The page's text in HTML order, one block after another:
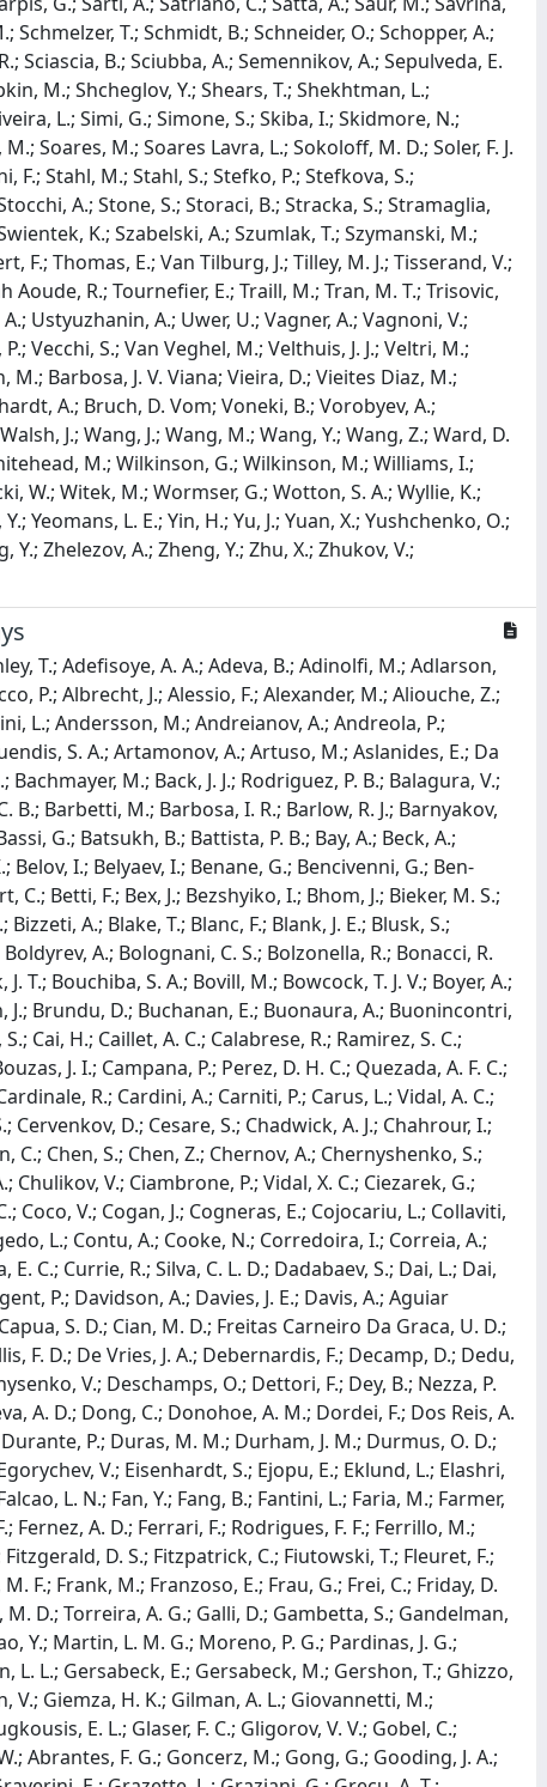
T.; Hadjivasiliou, C.; Haefeli, G.; Haen, C.; Hajheidari, M.; Hallett, G. H.; Halvorsen, M. M.; Hamilton, P. M.; Hammerich, J.; Han, Q.; Han, X.; Hansmann-Menzemer, S.; Hao, L.; Harnew, N.; Harris, T. H.; Hartmann, M.; Hashmi, S.; He, J.; Hemmer, F.; Henderson, C.; Henderson, R. D. L.; Hennequin, A. M.; Hennessy, K.; Henry, L.; Herd, J.; Gascon, P. H.; Heuel, J.; Hicheur, A.; Mendizabal, G. H.; Horswill, J.; Hou, R.; Hou, Y.; Howarth, N.; Hu, J.; Hu, W.; Hu, X.; Huang, W.; Hulsbergen, W.; Hunter, R. J.; Hushchyn, M.; Hutchcroft, D.; Idzik, M.; Ilin, D.; Ilten, P.; Inglessi, A.; Iniukhin, A.; Ishteev, A.; Ivshin, K.; Jacobsson, R.; Jage, H.; Elles, S. J. J.; Jakobsen, S.; Jans, E.; Jashal, B. K.; Jawahery, A.; Jevtic, V.; Jiang, E.; Jiang, X.; Jiang, Y.; Jiang, Y. J.; John, M.; Rubesh Rajan, A. J.; Johnson, D.; Jones, C. R.; Jones, T. P.; Joshi, S.; Jost, B.; Castella, J. J.; Jurik, N.; Juszczak, I.; Kaminaris, D.; Kandybei, S.; Kane, M.; Kang, Y.; Kar, C.; Karacson, M.; Karpenkov, D.; Kauniskangas, A.; Kautz, J. W.; Kazanecki, M. K.; Keizer, F.; Kenzie, M.; Ketel, T.; Khanji, B.; Kharisova, A.; Kholodenko, S.; Khreich, G.; Kirn, T.; Kirsebom, V. S.; Kitouni, O.; Klaver, S.; Kleijne, N.; Klimaszewski, K.; Kmiec, M. R.; Koliiev, S.; Kolk, L.; Konoplyannikov, A.; Kopciewicz, P.; Koppenburg, P.; Korolev, M.; Kostiuk, I.; Kot, O.; Kotriakhova, S.; Kozachuk, A.; Kravchenko, P.; Kravchuk, L.; Kreps, M.; Krokovny, P.; Krupa, W.; Krzemien, W.; Kshyvanskyi, O. K.; Kubis, S.; Kucharczyk, M.; Kudryavtsev, V.; Kulikova, E.; Kupsc, A.; Kutsenko, B. K.; Lacarrere, D.; Gonzalez, P. L.; Lai, A.; Lampis, A.; Lancierini, D.; Gomez, C. L.; Lane, J. J.; Lane, R.; Lanfranchi, G.; Langenbruch, C.; Langer, J.; Lantwin, O.; Latham, T.; Lazzari, F.; Lazzeroni, C.; Gac, R. L.; Lee, H.; Lefevre, R.; Leflat, A.; Legotin, S.; Lehuraux, M.; Cid, E. L.; Leroy, O.; Lesiak, T.; Lesser, E.; Leverington, B.; Li, A.; Li, C.; Li, H.; Li, K.; Li, L.; Li, M.; Li, P.; Li, P. -R.; Li, Q.; Li, S.; Li, T.; Li, T.; Li, Y.; Li, Y.; Lian, Z.; Liang, X.; Libralon, S.; Lin, C.; Lin, T.; Lindner, R.; Linton, H.; Lisovskyi, V.; Litvinov, R.; Liu, F. L.; Liu, G.; Liu, K.; Liu, S.; Liu, W.; Liu, Y.; Liu, Y.; Liu, Y. L.; Salvia, A. L.; Loi, A.; Long, T.; Lopes, J. H.; Huertas, A. L.; Solino, S. L.; Lu, Q.; Lucarelli, C.; Lucchesi, D.; Martinez, M. L.; Lukashenko, V.; Luo, Y.; Lupato, A.; Luppi, E.; Lynch, K.; Lyu, X. -R.; Ma, G. M.; Maccolini, S.; Machefert, F.; Maciuc, F.; Mack, B.; Mackay, I.; Mackey, L. M.; Mohan, L. R. M.; Madurai, M. J.; Maevskiy, A.; Magdalinski, D.; Maisuzenko, D.; Majewski, M. W.; Malczewski, J. J.; Malde, S.; Malentacca, L.; Malinin, A.; Maltsev, T.; Manca, G.; Mancinelli, G.; Mancuso, C.; Escalero, R. M.; Manganella, F. M.; Manuzzi, D.; Marangotto, D.; Marchand, J. F.; Marchevski, R.; Marconi, U.; Mariani, E.; Mariani, S.; Benito, C. M.; Marks, J.; Marshall, A. M.; Martel, L.; Martelli, G.; Martellotti, G.; Martinazzoli, L.; Martinelli, M.; Gomez, D. M.; Santos, D. M.; Vidal, F. M.; I Granollers, A. M.; Massafferri, A.; Matev, R.; Mathad, A.; Matiunin, V.; Matteuzzi, C.; Mattioli, K. R.; Mauri, A.; Maurice, E.; Mauricio, J.; Mayencourt, P.; De Cos, J. M.; Mazurek, M.; Mccann, M.; Mcconnell, L.; Mcgrath, T. H.; Mchugh, N. T.; Mcnab, A.; Mcnulty, R.; Meadows, B.; Meier, G.; Melnychuk, D.; Meng, F. M.; Merk, M.; Merli, A.; Garcia, L. M.; Miao, D.; Miao, H.; Mikhasenko, M.; Milanes, D. A.; Minotti, A.; Minucci, E.; Miralles, T.; Mitreska, B.; Mitzel, D. S.; Modak, A.; Mohammed, R. A.; Moise, R. D.; Mokhnenko, S.; Molina Cardenas, E. F.; Mombacher, T.; Monk, M.; Monteil, S.; Gomez, A. M.; Morello, G.; Morello, M. J.; Morgenthaler, M. P.; Moron, J.; Morren, W.; Morris, A. B.; Morris, A. G.; Mountain, R.; Mu, H.; Mu, Z. M.; Muhammad, E.; Muheim, F.; Mulder, M.; Muller, K.; Munoz-Rojas, F.; Murta, R.; Naik, P.; Nakada, T.; Nandakumar, R.; Nanut, T.; Nasteva, I.; Needham, M.; Neri, N.; Neubert, S.; Neufeld, N.; Neustroev, P.; Nicolini, J.; Nicotra, D.; Niel, E. M.; Nikitin, N.; Nogarolli, P.; Nogga, P.; Normand, C.; Fernandez, J. N.; Nowak, G.; Nunez, C.; Nur, H. N.; Oblakowska-Mucha, A.; Obraztsov, V.; Oeser, T.; Okamura, S.; Okhotnikov, A.; Okhrimenko, O.; Oldeman, R.; Oliva, F.; Olocco, M.; Onderwater, C.